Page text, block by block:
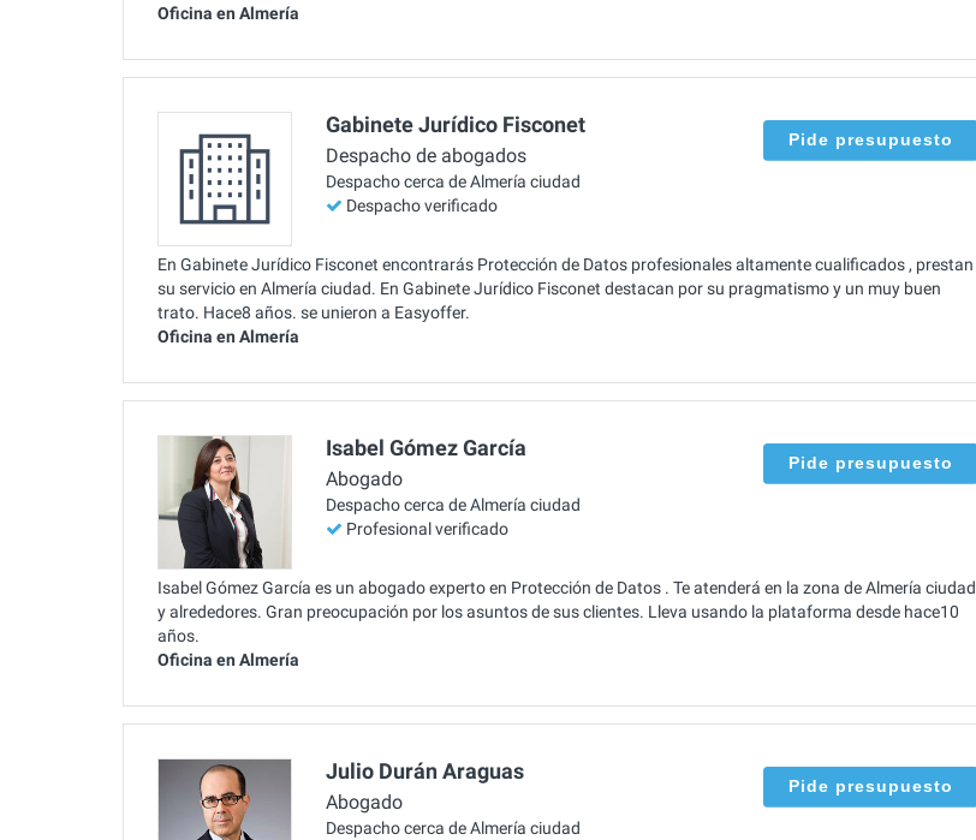
Oficina en Almería
Gabinete Jurídico Fisconet
Despacho de abogados
Despacho cerca de Almería ciudad
Despacho verificado
Pide presupuesto
En Gabinete Jurídico Fisconet encontrarás Protección de Datos profesionales altamente cualificados , prestan
su servicio en Almería ciudad. En Gabinete Jurídico Fisconet destacan por su pragmatismo y un muy buen
trato. Hace8 años. se unieron a Easyoffer.
Oficina en Almería
Isabel Gómez García
Abogado
Despacho cerca de Almería ciudad
Profesional verificado
Pide presupuesto
Isabel Gómez García es un abogado experto en Protección de Datos . Te atenderá en la zona de Almería ciudad
y alrededores. Gran preocupación por los asuntos de sus clientes. Lleva usando la plataforma desde hace10
años.
Oficina en Almería
Julio Durán Araguas
Abogado
Despacho cerca de Almería ciudad
Pide presupuesto